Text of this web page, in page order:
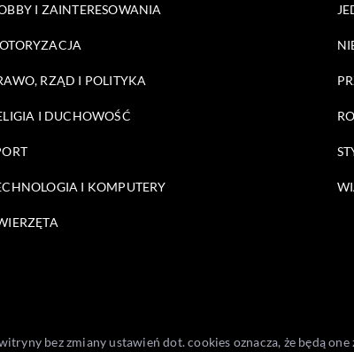
I ZAINTERESOWANIA
RZĄD I POLITYKA
I DUCHOWOŚĆ
I KOMPUTERY
bez zmiany ustawień dot. cookies oznacza, że będą